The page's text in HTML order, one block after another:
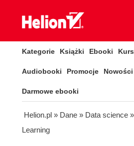
Kategorie Książki Ebooki
Audiobooki Promocje Nowości
Darmowe ebooki
Helion.pl » Dane » Data science »
Learning